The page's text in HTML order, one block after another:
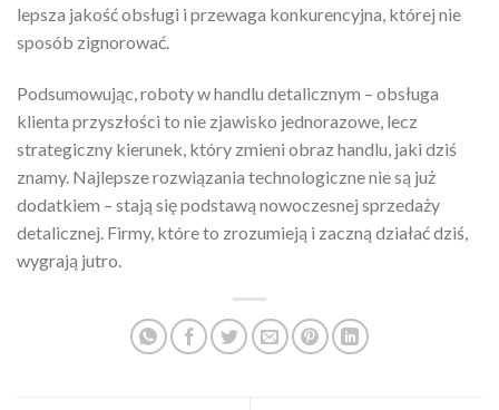
lepsza jakość obsługi i przewaga konkurencyjna, której nie
sposób zignorować.
Podsumowując, roboty w handlu detalicznym – obsługa
klienta przyszłości to nie zjawisko jednorazowe, lecz
strategiczny kierunek, który zmieni obraz handlu, jaki dziś
znamy. Najlepsze rozwiązania technologiczne nie są już
dodatkiem – stają się podstawą nowoczesnej sprzedaży
detalicznej. Firmy, które to zrozumieją i zaczną działać dziś,
wygrają jutro.